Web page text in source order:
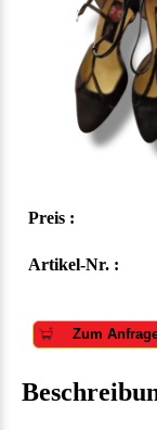
Preis :
Artikel-Nr. :
Zum